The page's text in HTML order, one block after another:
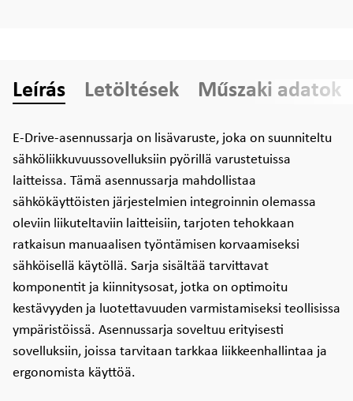
Leírás Letöltések Műszaki adatok
E-Drive-asennussarja on lisävaruste, joka on suunniteltu
sähköliikkuvuussovelluksiin pyörillä varustetuissa
laitteissa. Tämä asennussarja mahdollistaa
sähkökäyttöisten järjestelmien integroinnin olemassa
oleviin liikuteltaviin laitteisiin, tarjoten tehokkaan
ratkaisun manuaalisen työntämisen korvaamiseksi
sähköisellä käytöllä. Sarja sisältää tarvittavat
komponentit ja kiinnitysosat, jotka on optimoitu
kestävyyden ja luotettavuuden varmistamiseksi teollisissa
ympäristöissä. Asennussarja soveltuu erityisesti
sovelluksiin, joissa tarvitaan tarkkaa liikkeenhallintaa ja
ergonomista käyttöä.